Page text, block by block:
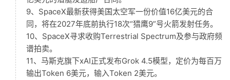
9、SpaceX最新获得美国太空军一份价值16亿美元的合
同，将在2027年底前执行18次“猎鹰9”号火箭发射任务。
10、SpaceX寻求收购Terrestrial Spectrum及参与政府频
谱拍卖。
11、马斯克旗下xAI正式发布Grok 4.5模型，定价为每百万
输出Token 6美元，输入Token 2美元。